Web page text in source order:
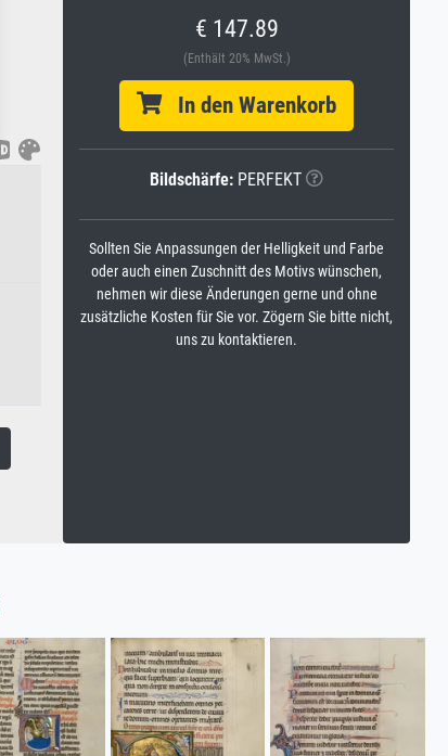
€ 147.89
(Enthält 20% MwSt.)
In den Warenkorb
Bildschärfe: PERFEKT
Sollten Sie Anpassungen der Helligkeit und Farbe
oder auch einen Zuschnitt des Motivs wünschen,
nehmen wir diese Änderungen gerne und ohne
zusätzliche Kosten für Sie vor. Zögern Sie bitte nicht,
uns zu kontaktieren.